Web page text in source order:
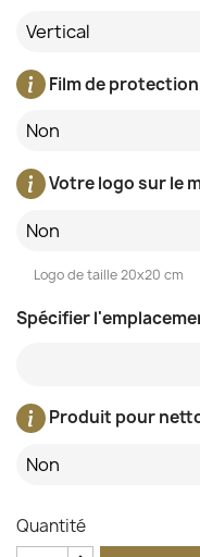
Vertical
Film de protection
Non
Votre logo sur le
Non
Logo de taille 20x20 cm
Spécifier
Produit pour
Non
Quantité